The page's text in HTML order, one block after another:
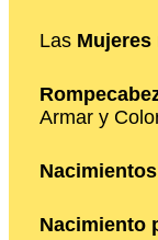
Las Mujeres
Armar y
Nacimiento